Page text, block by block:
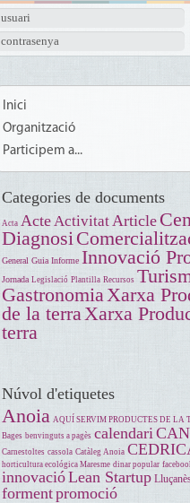
usuari
contrasenya
Inici
Organització
Participem a...
Categories de documents
Acta ActeActivitatArticle
Diagnosi
General Guia Informe Innovació
Jornada Legislació Plantilla Recursos
GastronomiaXarxa
de la terraXarxa
terra
Núvol d'etiquetes
Anoia AQUÍ SERVIM PRODUCTES DE LA
Bages benvinguts a pagès calendari
Carnestoltes cassola Catàleg Anoia
horticultura ecológica Maresme dinar popular
innovacióLean Startup
formentpromoció